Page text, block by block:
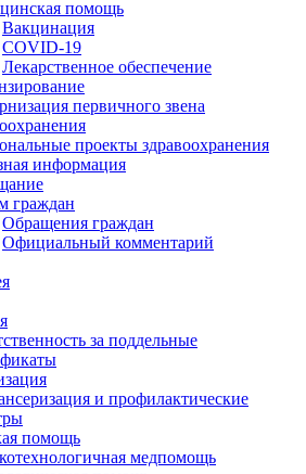
помощь
Вакцинация
COVID-19
Лекарственное обеспечение
первичного звена
проекты здравоохранения
информация
граждан
Обращения граждан
Официальный комментарий
за поддельные
и профилактические
помощь
медпомощь